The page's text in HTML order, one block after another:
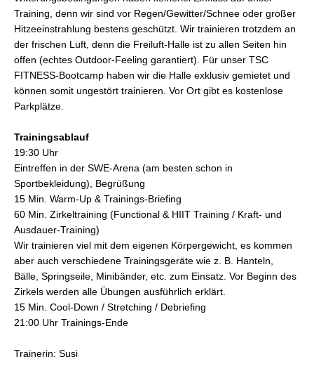
Training, denn wir sind vor Regen/Gewitter/Schnee oder großer
Hitzeeinstrahlung bestens geschützt. Wir trainieren trotzdem an
der frischen Luft, denn die Freiluft-Halle ist zu allen Seiten hin
offen (echtes Outdoor-Feeling garantiert). Für unser TSC
FITNESS-Bootcamp haben wir die Halle exklusiv gemietet und
können somit ungestört trainieren. Vor Ort gibt es kostenlose
Parkplätze.
Trainingsablauf
19:30 Uhr
Eintreffen in der SWE-Arena (am besten schon in
Sportbekleidung), Begrüßung
15 Min. Warm-Up & Trainings-Briefing
60 Min. Zirkeltraining (Functional & HIIT Training / Kraft- und
Ausdauer-Training)
Wir trainieren viel mit dem eigenen Körpergewicht, es kommen
aber auch verschiedene Trainingsgeräte wie z. B. Hanteln,
Bälle, Springseile, Minibänder, etc. zum Einsatz. Vor Beginn des
Zirkels werden alle Übungen ausführlich erklärt.
15 Min. Cool-Down / Stretching / Debriefing
21:00 Uhr Trainings-Ende
Trainerin: Susi